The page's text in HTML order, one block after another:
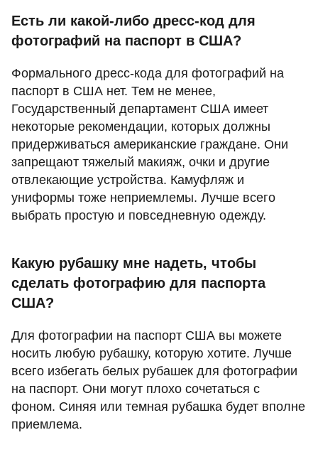
Есть ли какой-либо дресс-код для
фотографий на паспорт в США?
Формального дресс-кода для фотографий на
паспорт в США нет. Тем не менее,
Государственный департамент США имеет
некоторые рекомендации, которых должны
придерживаться американские граждане. Они
запрещают тяжелый макияж, очки и другие
отвлекающие устройства. Камуфляж и
униформы тоже неприемлемы. Лучше всего
выбрать простую и повседневную одежду.
Какую рубашку мне надеть, чтобы
сделать фотографию для паспорта
США?
Для фотографии на паспорт США вы можете
носить любую рубашку, которую хотите. Лучше
всего избегать белых рубашек для фотографии
на паспорт. Они могут плохо сочетаться с
фоном. Синяя или темная рубашка будет вполне
приемлема.